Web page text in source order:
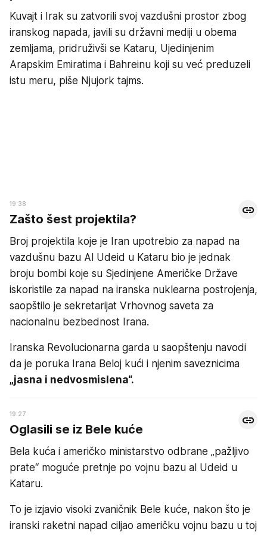
Kuvajt i Irak su zatvorili svoj vazdušni prostor zbog
iranskog napada, javili su državni mediji u obema
zemljama, pridruživši se Kataru, Ujedinjenim
Arapskim Emiratima i Bahreinu koji su već preduzeli
istu meru, piše Njujork tajms.
19:38
Zašto šest projektila?
Broj projektila koje je Iran upotrebio za napad na
vazdušnu bazu Al Udeid u Kataru bio je jednak
broju bombi koje su Sjedinjene Američke Države
iskoristile za napad na iranska nuklearna postrojenja,
saopštilo je sekretarijat Vrhovnog saveta za
nacionalnu bezbednost Irana.
Iranska Revolucionarna garda u saopštenju navodi
da je poruka Irana Beloj kući i njenim saveznicima
„jasna i nedvosmislena“.
19:27
Oglasili se iz Bele kuće
Bela kuća i američko ministarstvo odbrane „pažljivo
prate“ moguće pretnje po vojnu bazu al Udeid u
Kataru.
To je izjavio visoki zvaničnik Bele kuće, nakon što je
iranski raketni napad ciljao američku vojnu bazu u toj